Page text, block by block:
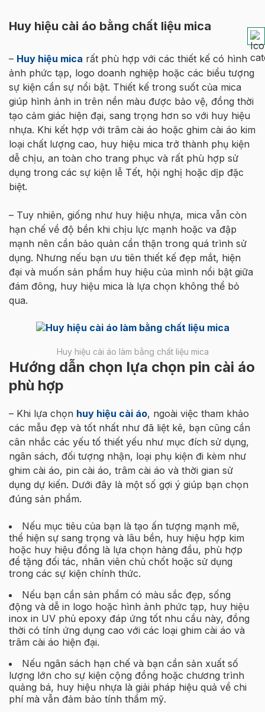
Huy hiệu cài áo bằng chất liệu mica
– Huy hiệu mica rất phù hợp với các thiết kế có hình
ảnh phức tạp, logo doanh nghiệp hoặc các biểu tượng
sự kiện cần sự nổi bật. Thiết kế trong suốt của mica
giúp hình ảnh in trên nền màu được bảo vệ, đồng thời
tạo cảm giác hiện đại, sang trọng hơn so với huy hiệu
nhựa. Khi kết hợp với trâm cài áo hoặc ghim cài áo kim
loại chất lượng cao, huy hiệu mica trở thành phụ kiện
dễ chịu, an toàn cho trang phục và rất phù hợp sử
dụng trong các sự kiện lễ Tết, hội nghị hoặc dịp đặc
biệt.
– Tuy nhiên, giống như huy hiệu nhựa, mica vẫn còn
hạn chế về độ bền khi chịu lực mạnh hoặc va đập
mạnh nên cần bảo quản cẩn thận trong quá trình sử
dụng. Nhưng nếu bạn ưu tiên thiết kế đẹp mắt, hiện
đại và muốn sản phẩm huy hiệu của mình nổi bật giữa
đám đông, huy hiệu mica là lựa chọn không thể bỏ
qua.
Huy hiệu cài áo làm bằng chất liệu mica
Hướng dẫn chọn lựa chọn pin cài áo
phù hợp
– Khi lựa chọn huy hiệu cài áo, ngoài việc tham khảo
các mẫu đẹp và tốt nhất như đã liệt kê, bạn cũng cần
cân nhắc các yếu tố thiết yếu như mục đích sử dụng,
ngân sách, đối tượng nhận, loại phụ kiện đi kèm như
ghim cài áo, pin cài áo, trâm cài áo và thời gian sử
dụng dự kiến. Dưới đây là một số gợi ý giúp bạn chọn
đúng sản phẩm.
Nếu mục tiêu của bạn là tạo ấn tượng mạnh mẽ,
thể hiện sự sang trọng và lâu bền, huy hiệu hợp kim
hoặc huy hiệu đồng là lựa chọn hàng đầu, phù hợp
để tặng đối tác, nhân viên chủ chốt hoặc sử dụng
trong các sự kiện chính thức.
Nếu bạn cần sản phẩm có màu sắc đẹp, sống
động và dễ in logo hoặc hình ảnh phức tạp, huy hiệu
inox in UV phủ epoxy đáp ứng tốt nhu cầu này, đồng
thời có tính ứng dụng cao với các loại ghim cài áo và
trâm cài áo hiện đại.
Nếu ngân sách hạn chế và bạn cần sản xuất số
lượng lớn cho sự kiện cộng đồng hoặc chương trình
quảng bá, huy hiệu nhựa là giải pháp hiệu quả về chi
phí mà vẫn đảm bảo tính thẩm mỹ.